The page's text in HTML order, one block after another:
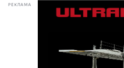
РЕКЛАМА